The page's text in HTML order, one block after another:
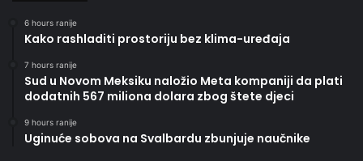
6 hours ranije
Kako rashladiti prostoriju bez klima-uređaja
7 hours ranije
Sud u Novom Meksiku naložio Meta kompaniji da plati
dodatnih 567 miliona dolara zbog štete djeci
9 hours ranije
Uginuće sobova na Svalbardu zbunjuje naučnike